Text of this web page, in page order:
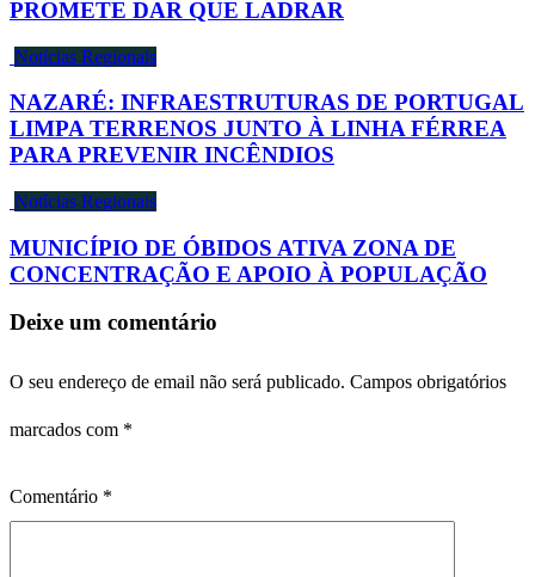
PROMETE DAR QUE LADRAR
Notícias Regionais
NAZARÉ: INFRAESTRUTURAS DE PORTUGAL
LIMPA TERRENOS JUNTO À LINHA FÉRREA
PARA PREVENIR INCÊNDIOS
Notícias Regionais
MUNICÍPIO DE ÓBIDOS ATIVA ZONA DE
CONCENTRAÇÃO E APOIO À POPULAÇÃO
Deixe um comentário
O seu endereço de email não será publicado. Campos obrigatórios
marcados com *
Comentário *